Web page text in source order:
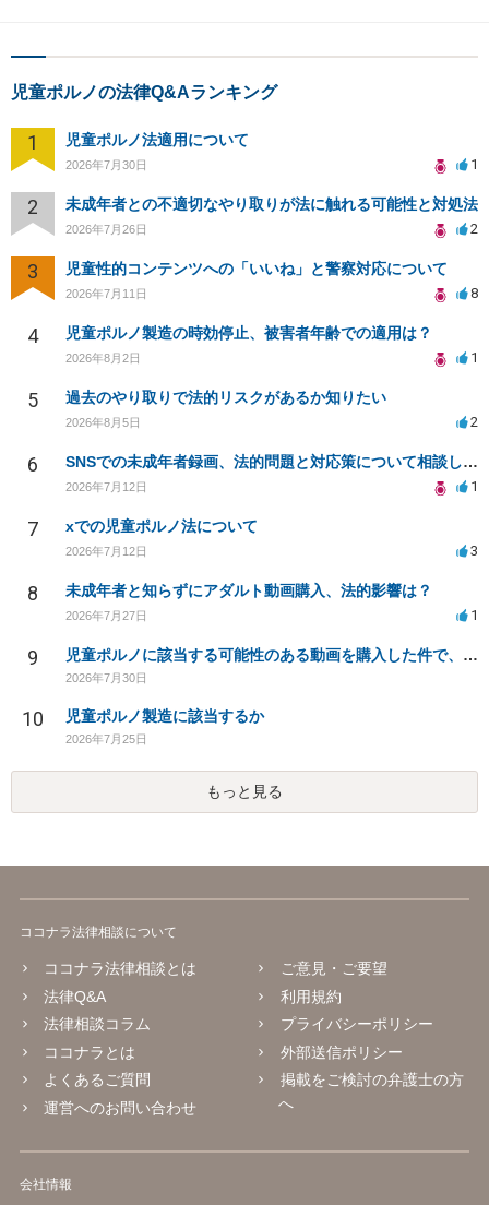
児童ポルノの法律Q&Aランキング
1 児童ポルノ法適用について
2026年7月30日 1
2 未成年者との不適切なやり取りが法に触れる可能性と対処法
2026年7月26日 2
3 児童性的コンテンツへの「いいね」と警察対応について
2026年7月11日 8
4 児童ポルノ製造の時効停止、被害者年齢での適用は？
2026年8月2日 1
5 過去のやり取りで法的リスクがあるか知りたい
2026年8月5日 2
6 SNSでの未成年者録画、法的問題と対応策について相談したい
2026年7月12日 1
7 xでの児童ポルノ法について
2026年7月12日 3
8 未成年者と知らずにアダルト動画購入、法的影響は？
2026年7月27日 1
9 児童ポルノに該当する可能性のある動画を購入した件で、家族や職場に知られたり、逮捕などあるのでしょうか
2026年7月30日
10 児童ポルノ製造に該当するか
2026年7月25日
もっと見る
ココナラ法律相談について
ココナラ法律相談とは
法律Q&A
法律相談コラム
ココナラとは
よくあるご質問
運営へのお問い合わせ
ご意見・ご要望
利用規約
プライバシーポリシー
外部送信ポリシー
掲載をご検討の弁護士の方
へ
会社情報